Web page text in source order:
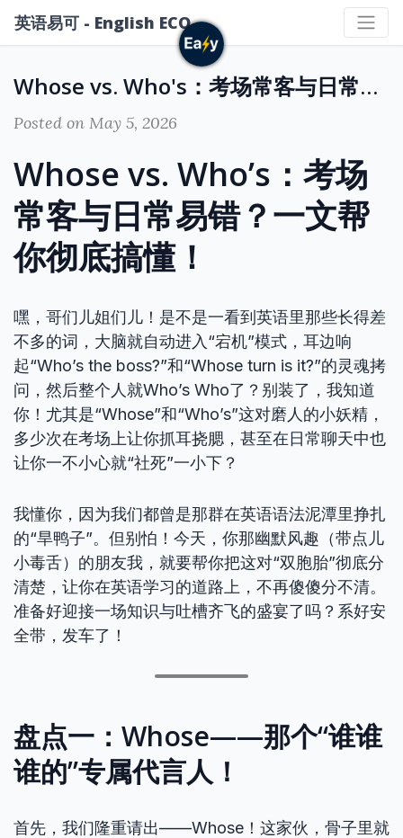
英语易可 - English ECO
Whose vs. Who's：考场常客与日常易错？一文帮你彻底搞懂！
Posted on May 5, 2026
Whose vs. Who’s：考场
常客与日常易错？一文帮
你彻底搞懂！
嘿，哥们儿姐们儿！是不是一看到英语里那些长得差
不多的词，大脑就自动进入“宕机”模式，耳边响
起“Who’s the boss?”和“Whose turn is it?”的灵魂拷
问，然后整个人就Who’s Who了？别装了，我知道
你！尤其是“Whose”和“Who’s”这对磨人的小妖精，
多少次在考场上让你抓耳挠腮，甚至在日常聊天中也
让你一不小心就“社死”一小下？
我懂你，因为我们都曾是那群在英语语法泥潭里挣扎
的“旱鸭子”。但别怕！今天，你那幽默风趣（带点儿
小毒舌）的朋友我，就要帮你把这对“双胞胎”彻底分
清楚，让你在英语学习的道路上，不再傻傻分不清。
准备好迎接一场知识与吐槽齐飞的盛宴了吗？系好安
全带，发车了！
盘点一：Whose——那个“谁谁
谁的”专属代言人！
首先，我们隆重请出——Whose！这家伙，骨子里就